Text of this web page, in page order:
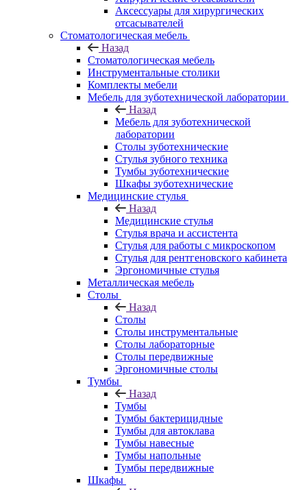
Аксессуары для хирургических
отсасывателей
Стоматологическая мебель
Назад
Стоматологическая мебель
Инструментальные столики
Комплекты мебели
Мебель для зуботехнической лаборатории
Назад
Мебель для зуботехнической
лаборатории
Столы зуботехнические
Стулья зубного техника
Тумбы зуботехнические
Шкафы зуботехнические
Медицинские стулья
Назад
Медицинские стулья
Стулья врача и ассистента
Стулья для работы с микроскопом
Стулья для рентгеновского кабинета
Эргономичные стулья
Металлическая мебель
Столы
Назад
Столы
Столы инструментальные
Столы лабораторные
Столы передвижные
Эргономичные столы
Тумбы
Назад
Тумбы
Тумбы бактерицидные
Тумбы для автоклава
Тумбы навесные
Тумбы напольные
Тумбы передвижные
Шкафы